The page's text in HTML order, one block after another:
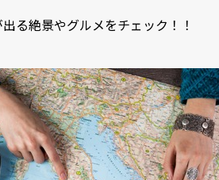
る絶景やグルメをチェック！！